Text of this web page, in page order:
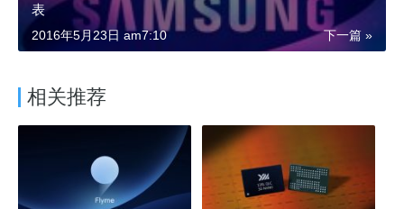
表
下一篇 »
2016年5月23日 am7:10
相关推荐